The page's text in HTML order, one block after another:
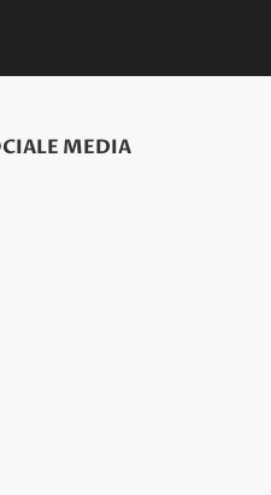
MEDIA